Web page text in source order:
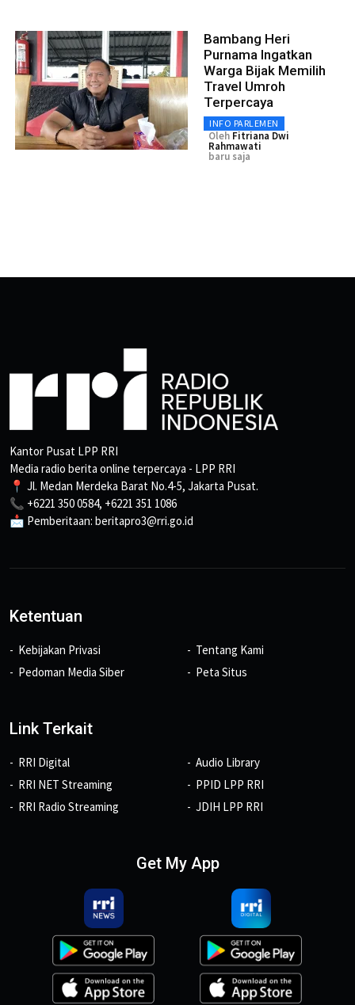
Bambang Heri
Purnama Ingatkan
Warga Bijak Memilih
Travel Umroh
Terpercaya
INFO PARLEMEN
Oleh Fitriana Dwi
Rahmawati
baru saja
Kantor Pusat LPP RRI
Media radio berita online terpercaya - LPP RRI
📍 Jl. Medan Merdeka Barat No.4-5, Jakarta Pusat.
📞 +6221 350 0584, +6221 351 1086
📩 Pemberitaan: beritapro3@rri.go.id
Ketentuan
Kebijakan Privasi
Pedoman Media Siber
Tentang Kami
Peta Situs
Link Terkait
RRI Digital
RRI NET Streaming
RRI Radio Streaming
Audio Library
PPID LPP RRI
JDIH LPP RRI
Get My App